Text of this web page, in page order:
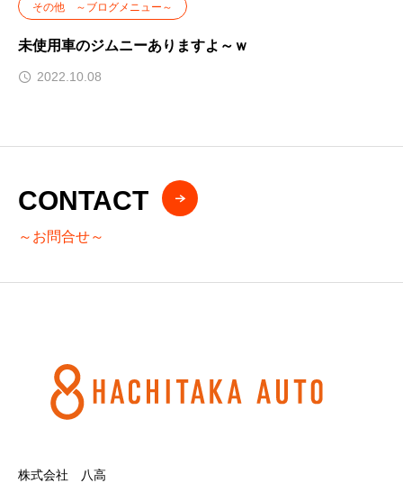
その他 ～ブログメニュー～
未使用車のジムニーありますよ～ｗ
2022.10.08
CONTACT
～お問合せ～
株式会社 八高